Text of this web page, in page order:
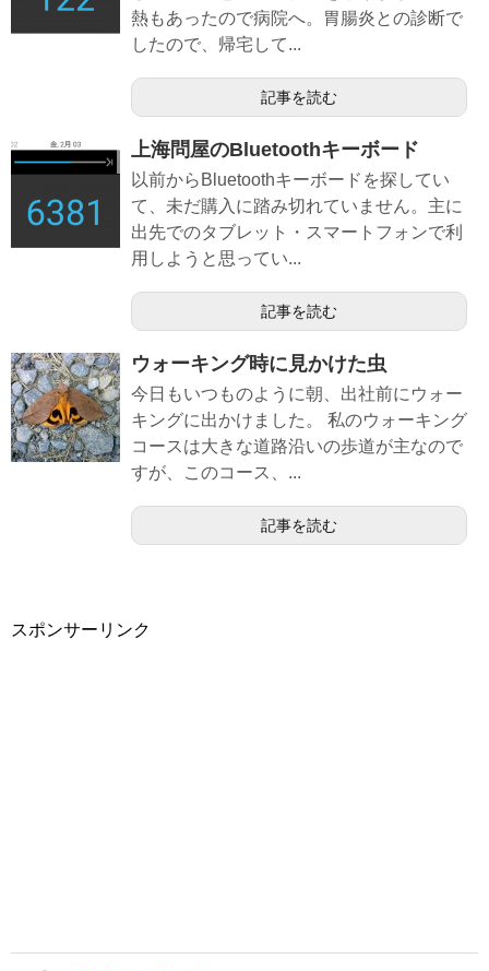
熱もあったので病院へ。胃腸炎との診断で
したので、帰宅して...
記事を読む
上海問屋のBluetoothキーボード
以前からBluetoothキーボードを探してい
て、未だ購入に踏み切れていません。主に
出先でのタブレット・スマートフォンで利
用しようと思ってい...
記事を読む
ウォーキング時に見かけた虫
今日もいつものように朝、出社前にウォー
キングに出かけました。 私のウォーキング
コースは大きな道路沿いの歩道が主なので
すが、このコース、...
記事を読む
スポンサーリンク